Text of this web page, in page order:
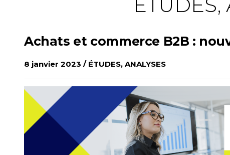
Achats et commerce B2B :
8 janvier 2023 / ÉTUDES, ANALYSES